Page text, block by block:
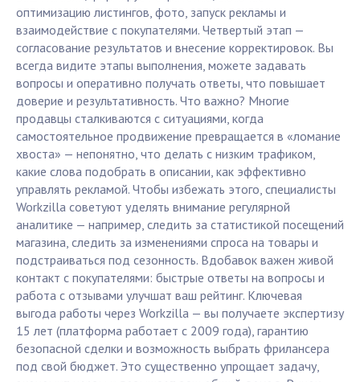
оптимизацию листингов, фото, запуск рекламы и
взаимодействие с покупателями. Четвертый этап —
согласование результатов и внесение корректировок. Вы
всегда видите этапы выполнения, можете задавать
вопросы и оперативно получать ответы, что повышает
доверие и результативность. Что важно? Многие
продавцы сталкиваются с ситуациями, когда
самостоятельное продвижение превращается в «ломание
хвоста» — непонятно, что делать с низким трафиком,
какие слова подобрать в описании, как эффективно
управлять рекламой. Чтобы избежать этого, специалисты
Workzilla советуют уделять внимание регулярной
аналитике — например, следить за статистикой посещений
магазина, следить за изменениями спроса на товары и
подстраиваться под сезонность. Вдобавок важен живой
контакт с покупателями: быстрые ответы на вопросы и
работа с отзывами улучшат ваш рейтинг. Ключевая
выгода работы через Workzilla — вы получаете экспертизу
15 лет (платформа работает с 2009 года), гарантию
безопасной сделки и возможность выбрать фрилансера
под свой бюджет. Это существенно упрощает задачу,